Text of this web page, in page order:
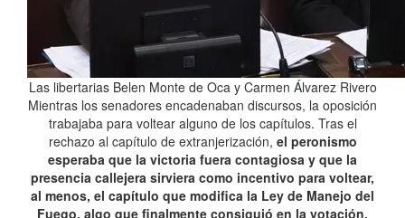
Las libertarias Belen Monte de Oca y Carmen Álvarez Rivero
Mientras los senadores encadenaban discursos, la oposición
trabajaba para voltear alguno de los capítulos. Tras el
rechazo al capítulo de extranjerización, el peronismo
esperaba que la victoria fuera contagiosa y que la
presencia callejera sirviera como incentivo para voltear,
al menos, el capítulo que modifica la Ley de Manejo del
Fuego, algo que finalmente consiguió en la votación,